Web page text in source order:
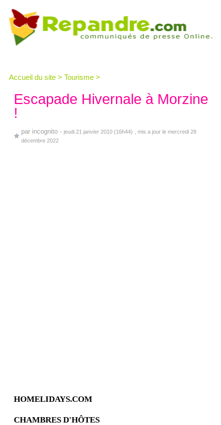
Accueil du site > Tourisme >
Escapade Hivernale à Morzine
!
par incognito - jeudi 21 janvier 2010 (16h44)
, mis a jour le mercredi 28
décembre 2022
HOMELIDAYS.COM
CHAMBRES D'HÔTES